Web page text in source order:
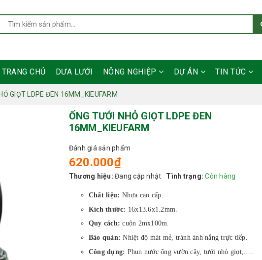
TRANG CHỦ DƯA LƯỚI NÔNG NGHIỆP DỰ ÁN TIN TỨC
GIỌT LDPE ĐEN 16MM_KIEUFARM
ỐNG TƯỚI NHỎ GIỌT LDPE ĐEN
16MM_KIEUFARM
Đánh giá sản phẩm
620.000₫
Thương hiệu: Đang cập nhật Tình trạng: Còn hàng
Chất liệu: Nhựa cao cấp.
Kích thước: 16x13.6x1.2mm.
Quy cách: cuộn 2mx100m.
Bảo quản: Nhiệt độ mát mẻ, tránh ánh nắng trực tiếp.
Công dụng: Phun nước ống vườn cây, tưới nhỏ giọt,.....